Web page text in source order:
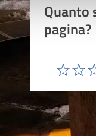
Quanto
pagina?